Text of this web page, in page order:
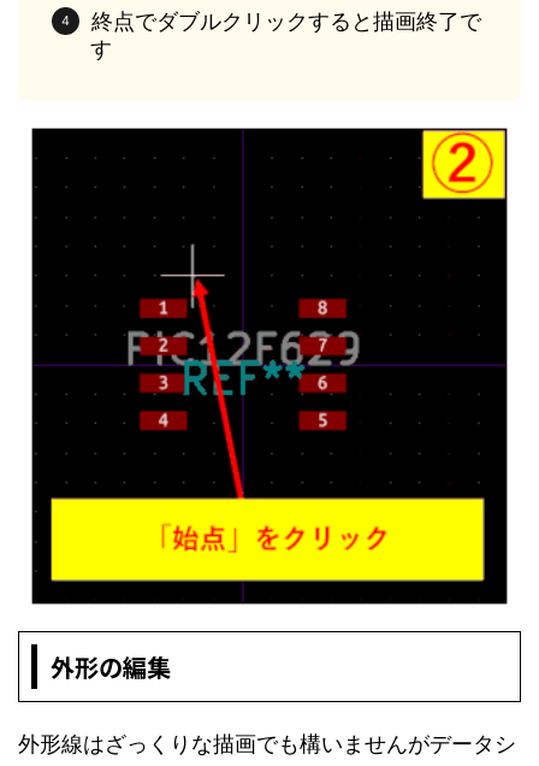
終点でダブルクリックすると描画終了で
す
外形の編集
外形線はざっくりな描画でも構いませんがデータシ